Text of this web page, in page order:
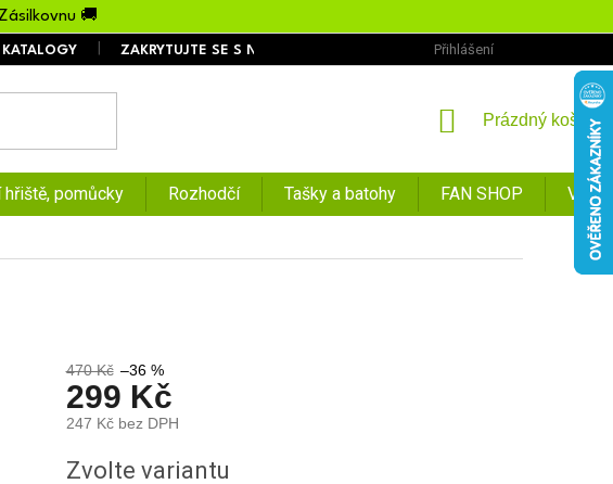
🚚
KATALOGY ZAKRYTUJTE SE S NÁMI OBCHODNÍ PODMÍNKY
Přihlášení
NÁKUPNÍ
Prázdný košík
hřiště, pomůcky Rozhodčí Tašky a batohy FAN SHOP
470 Kč –36 %
299 Kč
247 Kč bez DPH
cena:
Zvolte variantu